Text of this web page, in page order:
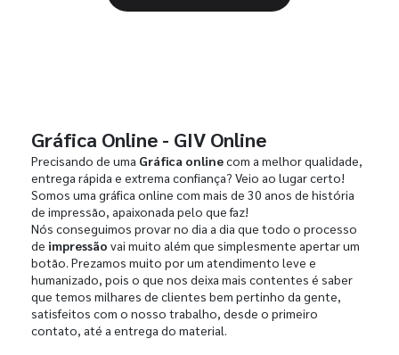
Gráfica Online - GIV Online
Precisando de uma Gráfica onlinecom a melhor qualidade,
entrega rápida e extrema confiança? Veio ao lugar certo!
Somos uma gráfica online com mais de 30 anos de história
de impressão, apaixonada pelo que faz!
Nós conseguimos provar no dia a dia que todo o processo
de impressão vai muito além que simplesmente apertar um
botão. Prezamos muito por um atendimento leve e
humanizado, pois o que nos deixa mais contentes é saber
que temos milhares de clientes bem pertinho da gente,
satisfeitos com o nosso trabalho, desde o primeiro
contato, até a entrega do material.